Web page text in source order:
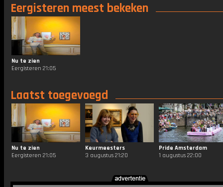
Eergisteren meest bekeken
Nu te zien
Eergisteren 21:05
Laatst toegevoegd
Nu te zien
Eergisteren 21:05
Keurmeesters
3 augustus 21:20
Pride Amsterdam
1 augustus 22:00